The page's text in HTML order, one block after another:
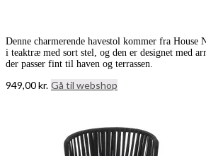
Denne charmerende havestol kommer fra House
i teaktræ med sort stel, og den er designet med
der passer fint til haven og terrassen.
949,00kr. Gå til webshop